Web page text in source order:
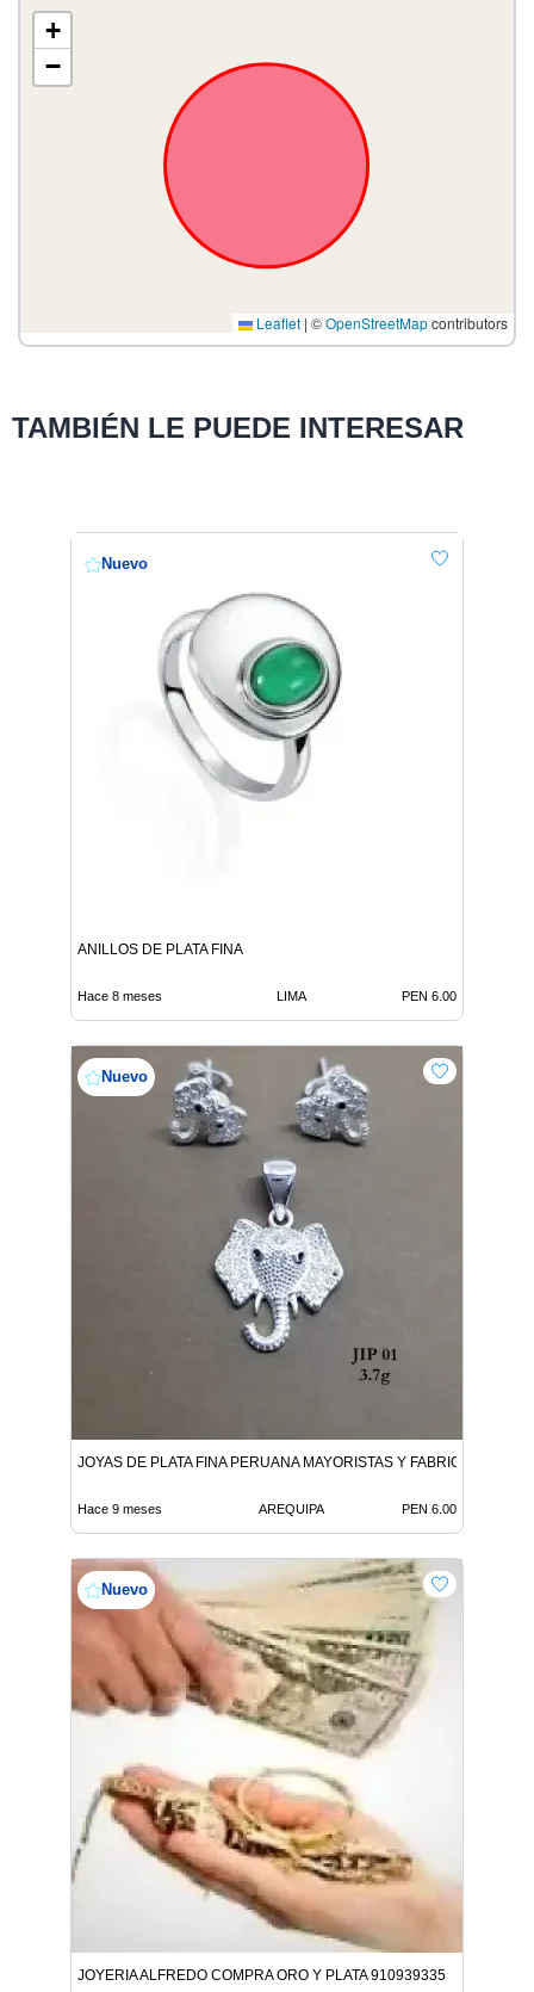
+
−
Leaflet | ©OpenStreetMapcontributors
TAMBIÉN LE PUEDE INTERESAR
Nuevo
ANILLOS DE PLATA FINA
Hace 8 meses LIMA PEN 6.00
Nuevo
JOYAS DE PLATA FINA PERUANA MAYORISTAS Y FABRICANTES
Hace 9 meses AREQUIPA PEN 6.00
Nuevo
JOYERIA ALFREDO COMPRA ORO Y PLATA 910939335